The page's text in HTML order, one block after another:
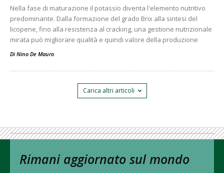
Nella fase di maturazione il potassio diventa l'elemento nutritivo
predominante. Dalla formazione del grado Brix alla sintesi del
licopene, fino alla resistenza al cracking, una gestione nutrizionale
mirata può migliorare qualità e quindi valore della produzione
Di Nino De Mauro
Carica altri articoli
Rimani aggiornato sul mondo